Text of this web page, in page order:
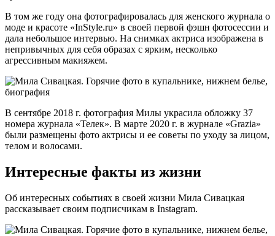
В том же году она фотографировалась для женского журнала о
моде и красоте «InStyle.ru» в своей первой фэшн фотосессии и
дала небольшое интервью. На снимках актриса изображена в
непривычных для себя образах с ярким, несколько
агрессивным макияжем.
В сентябре 2018 г. фотография Милы украсила обложку 37
номера журнала «Телек». В марте 2020 г. в журнале «Grazia»
были размещены фото актрисы и ее советы по уходу за лицом,
телом и волосами.
Интересные факты из жизни
Об интересных событиях в своей жизни Мила Сивацкая
рассказывает своим подписчикам в Instagram.